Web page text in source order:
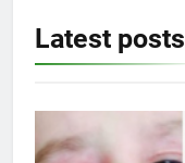
Latest posts